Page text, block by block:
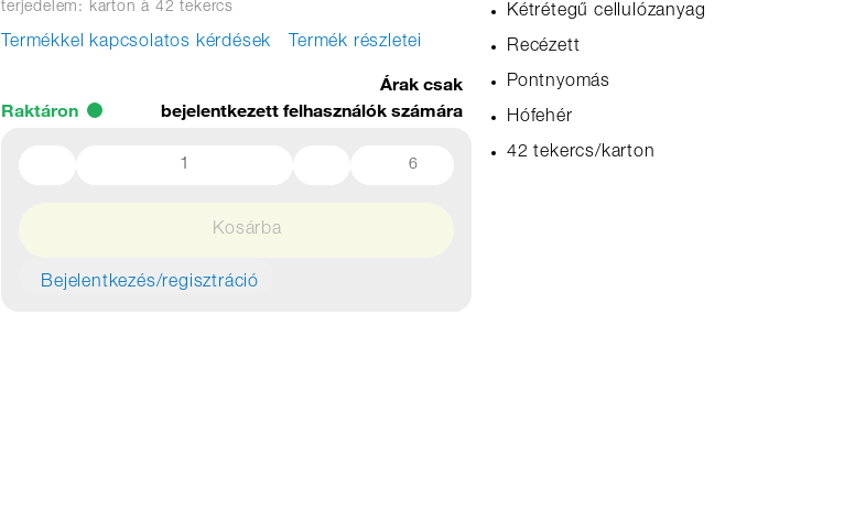
terjedelem: karton à 42 tekercs
Termékkel kapcsolatos kérdések Termék részletei
Raktáron
Árak csak
bejelentkezett felhasználók számára
6
Kosárba
Bejelentkezés/regisztráció
Kétrétegű cellulózanyag
Recézett
Pontnyomás
Hófehér
42 tekercs/karton